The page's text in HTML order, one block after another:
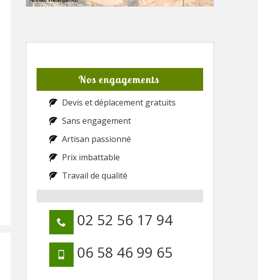
Nos engagements
Devis et déplacement gratuits
Sans engagement
Artisan passionné
Prix imbattable
Travail de qualité
02 52 56 17 94
06 58 46 99 65